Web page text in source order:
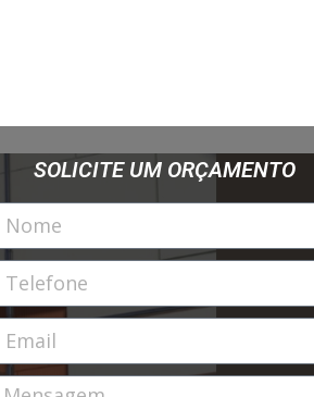
SOLICITE UM ORÇAMENTO